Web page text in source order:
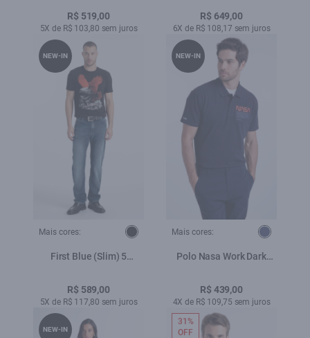
R$ 519,00
5X de R$ 103,80 sem juros
Lav.Escuro C/ Used
R$ 649,00
6X de R$ 108,17 sem juros
Mais cores:
First Blue (Slim) 5
Used
R$ 589,00
5X de R$ 117,80 sem juros
NEW-IN
Mais cores:
Polo Nasa Work Dark
R$ 439,00
4X de R$ 109,75 sem juros
NEW-IN
NEW-IN
31%
OFF